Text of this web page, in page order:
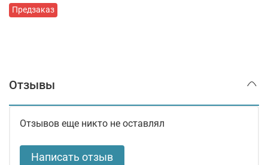
Предзаказ
Отзывы
Отзывов еще никто не оставлял
Написать отзыв